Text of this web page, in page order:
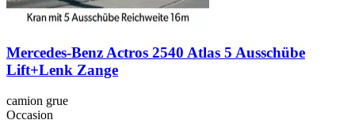
Mercedes-Benz Actros 2540 Atlas 5 Ausschübe
Lift+Lenk Zange
camion grue
Occasion